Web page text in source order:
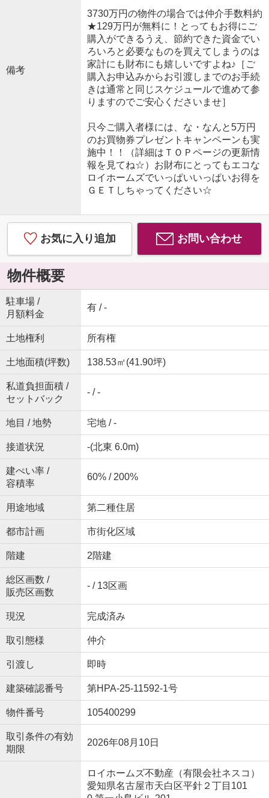
備考
3730万円の物件の場合では仲介手数料約
★129万円が無料に！とってもお得にご
購入ができるうえ、節約できた資金でい
ろいろと必要なものを買えてしまうのは
家計にも財布にも嬉しいですよね♪［ご
購入お申込みからお引渡しまでのお手続
きは通常と同じスケジュールで進めて参
りますのでご安心くださいませ］
只今ご購入者様には、な・なんと5万円
のお買物券プレゼントキャンペーンも実
施中！！（詳細はＴＯＰページの更新情
報を見てね☆）お財布にとってもエコな
ロイホームズでいっぱいいっぱいお得を
ＧＥＴしちゃってください☆
お気に入り追加 お問い合わせ
物件概要
駐車場 /
月額料金
有 / -
土地権利 所有権
土地面積(坪数) 138.53㎡(41.90坪)
私道負担面積 /
セットバック
- / -
地目 / 地勢 宅地 / -
接道状況 -(北東 6.0m)
建ぺい率 /
容積率
60% / 200%
用途地域 第二種住居
都市計画 市街化区域
階建 2階建
総区画数 /
販売区画数
- / 13区画
現況 完成済み
取引態様 仲介
引渡し 即時
建築確認番号 第HPA-25-11592-1号
物件番号 105400299
取引条件の有効
期限
2026年08月10日
ロイホームズ不動産（有限会社ネスコ）
愛知県名古屋市天白区平針２丁目101